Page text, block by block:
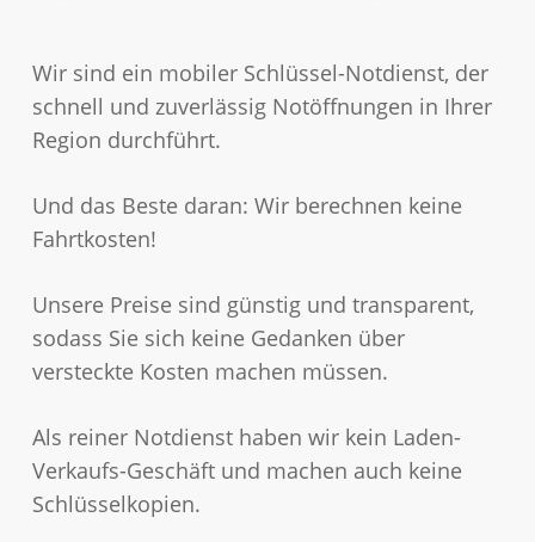
Wir sind ein mobiler Schlüssel-Notdienst, der
schnell und zuverlässig Notöffnungen in Ihrer
Region durchführt.
Und das Beste daran: Wir berechnen keine
Fahrtkosten!
Unsere Preise sind günstig und transparent,
sodass Sie sich keine Gedanken über
versteckte Kosten machen müssen.
Als reiner Notdienst haben wir kein Laden-
Verkaufs-Geschäft und machen auch keine
Schlüsselkopien.